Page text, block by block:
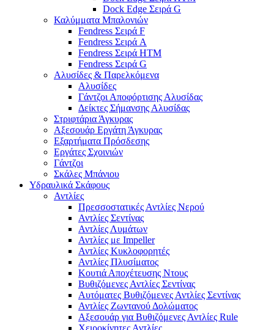
Dock Edge Σειρά G
Καλύμματα Μπαλονιών
Fendress Σειρά F
Fendress Σειρά A
Fendress Σειρά HTM
Fendress Σειρά G
Αλυσίδες & Παρελκόμενα
Αλυσίδες
Γάντζοι Αποφόρτισης Αλυσίδας
Δείκτες Σήμανσης Αλυσίδας
Στριφτάρια Άγκυρας
Αξεσουάρ Εργάτη Άγκυρας
Εξαρτήματα Πρόσδεσης
Εργάτες Σχοινιών
Γάντζοι
Σκάλες Μπάνιου
Υδραυλικά Σκάφους
Αντλίες
Πρεσσοστατικές Αντλίες Νερού
Αντλίες Σεντίνας
Αντλίες Λυμάτων
Αντλίες με Impeller
Αντλίες Κυκλοφορητές
Αντλίες Πλυσίματος
Κουτιά Αποχέτευσης Ντους
Βυθιζόμενες Αντλίες Σεντίνας
Αυτόματες Βυθιζόμενες Αντλίες Σεντίνας
Αντλίες Ζωντανού Δολώματος
Αξεσουάρ για Βυθιζόμενες Αντλίες Rule
Χειροκίνητες Αντλίες